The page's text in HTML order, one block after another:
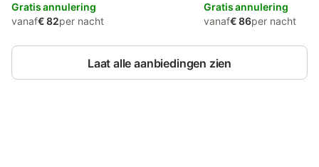
Gratis annulering
vanaf€ 82per nacht
Gratis annulering
vanaf€ 86per nacht
Laat alle aanbiedingen zien